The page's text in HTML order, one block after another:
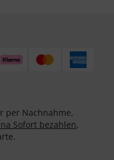
per Nachnahme,
Sofort bezahlen,